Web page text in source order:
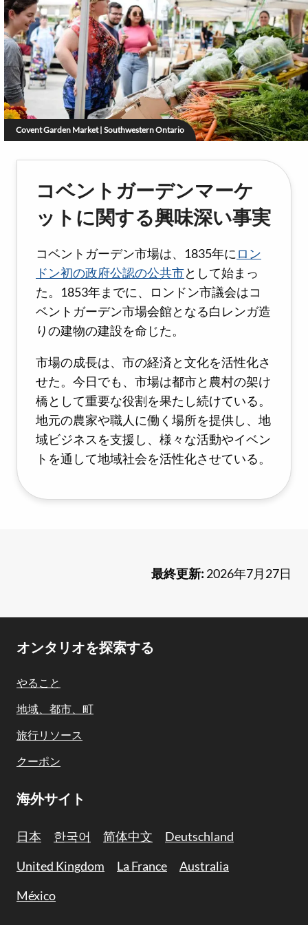
Covent Garden Market | Southwestern Ontario
コベントガーデンマーケ
ットに関する興味深い事実
コベントガーデン市場は、1835年に ロン
ドン初の政府公認の公共市として始まっ
た。1853年までに、ロンドン市議会はコ
ベントガーデン市場会館となる白レンガ造
りの建物の建設を命じた。
市場の成長は、市の経済と文化を活性化さ
せた。今日でも、市場は都市と農村の架け
橋として重要な役割を果たし続けている。
地元の農家や職人に働く場所を提供し、地
域ビジネスを支援し、様々な活動やイベン
トを通して地域社会を活性化させている。
最終更新: 2026年7月27日
Footer
Navigation
オンタリオを探索する
やること
地域、都市、町
旅行リソース
クーポン
海外サイト
日本 한국어 简体中文
Deutschland
United Kingdom
La France
Australia
México